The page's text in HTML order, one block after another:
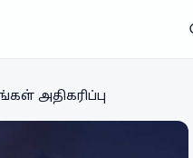
அதிகரிப்பு